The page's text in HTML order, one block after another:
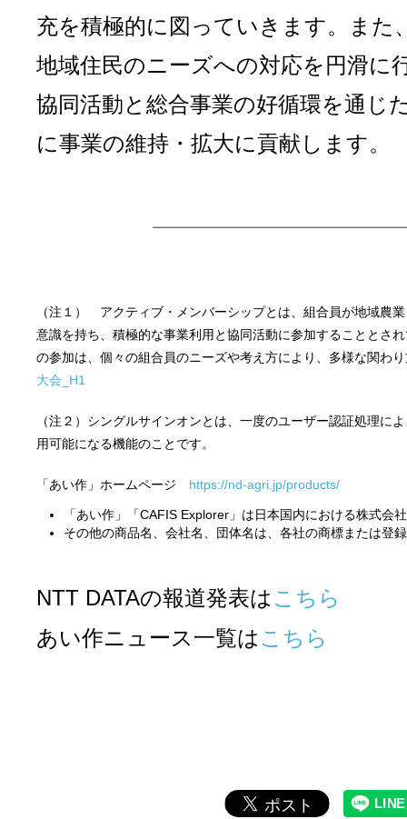
充を積極的に図っていきます。また
地域住民のニーズへの対応を円滑に
協同活動と総合事業の好循環を通じ
に事業の維持・拡大に貢献します。
（注１） アクティブ・メンバーシップとは、組合員が地域農
意識を持ち、積極的な事業利用と協同活動に参加することとさ
の参加は、個々の組合員のニーズや考え方により、多様な関わ
大会_H1
（注２）シングルサインオンとは、一度のユーザー認証処理に
用可能になる機能のことです。
「あい作」ホームページ https://nd-agri.jp/products/
「あい作」「CAFIS Explorer 」 は日本国内における株式会
その他の商品名、会社名、団体名は、各社の商標または登
NTT DATAの報道発表は こちら
あい作ニュース一覧は こちら